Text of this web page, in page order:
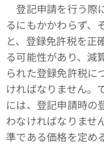
登記申請を行う際
るにもかかわらず、
と、登録免許税を正
る可能性があり、減
られた登録免許税に
ければなりません。
には、登記申請時の
わなければなりませ
準である価格を定め